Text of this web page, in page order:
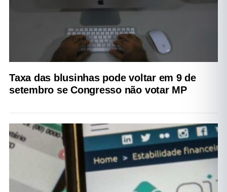
Taxa das blusinhas pode voltar em 9 de
setembro se Congresso não votar MP